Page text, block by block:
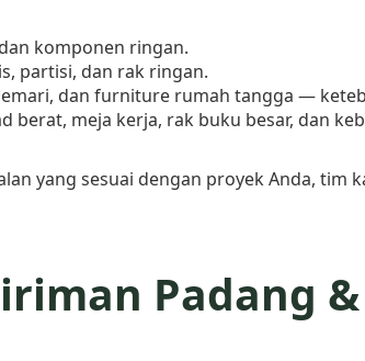
komponen ringan.
partisi, dan rak ringan.
dan furniture rumah tangga —
berat, meja kerja, rak buku besar, dan
yang sesuai dengan proyek Anda,
Padang